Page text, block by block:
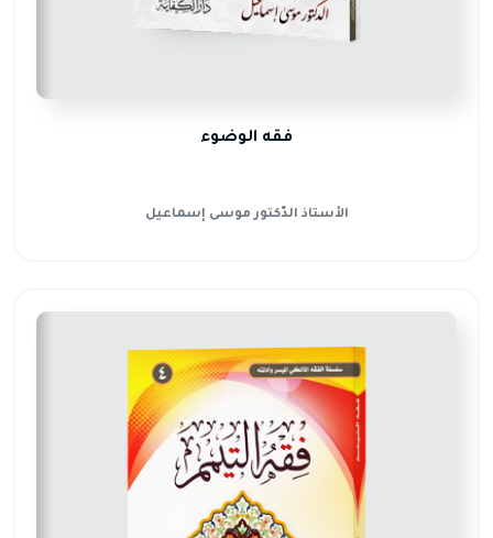
فقه الوضوء
الأستاذ الدّكتور موسى إسماعيل